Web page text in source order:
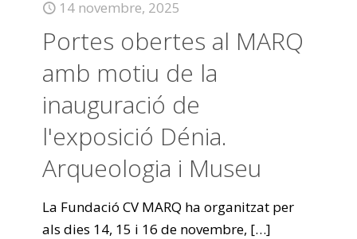
14 novembre, 2025
Portes obertes al MARQ
amb motiu de la
inauguració de
l'exposició Dénia.
Arqueologia i Museu
La Fundació CV MARQ ha organitzat per
als dies 14, 15 i 16 de novembre, […]